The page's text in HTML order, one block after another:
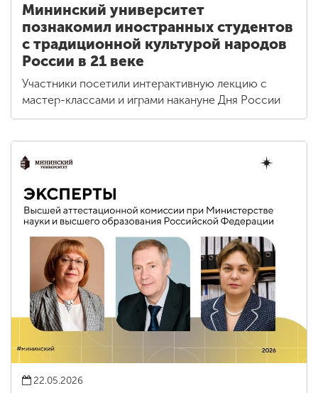
Мининский университет
познакомил иностранных студентов
с традиционной культурой народов
России в 21 веке
Участники посетили интерактивную лекцию с
мастер-классами и играми накануне Дня России
22.05.2026